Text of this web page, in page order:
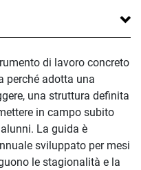
di lavoro concreto
perché adotta una
una struttura definita
in campo subito
La guida è
sviluppato per mesi
le stagionalità e la